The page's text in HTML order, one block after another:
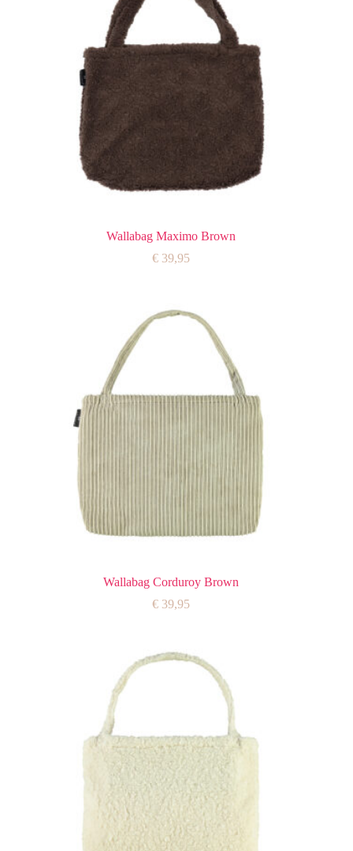
Wallabag Maximo Brown
€ 39,95
Wallabag Corduroy Brown
€ 39,95